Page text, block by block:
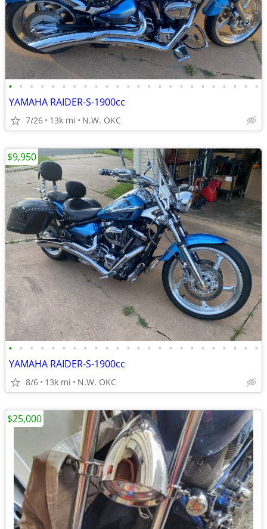
• • • • • • • • • • • • • • • • • • • • • • • •
YAMAHA RAIDER-S-1900cc
7/26 13k mi N.W. OKC
• • • • • • • • • • • • • • • • • • • • • • • •
YAMAHA RAIDER-S-1900cc
8/6 13k mi N.W. OKC
$9,950
$25,000